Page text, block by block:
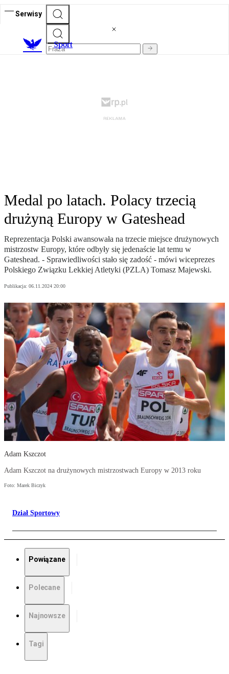
Serwisy
Sport
Medal po latach. Polacy trzecią
drużyną Europy w Gateshead
Reprezentacja Polski awansowała na trzecie miejsce drużynowych
mistrzostw Europy, które odbyły się jedenaście lat temu w
Gateshead. - Sprawiedliwości stało się zadość - mówi wiceprezes
Polskiego Związku Lekkiej Atletyki (PZLA) Tomasz Majewski.
Publikacja: 06.11.2024 20:00
Adam Kszczot
Adam Kszczot na drużynowych mistrzostwach Europy w 2013 roku
Foto: Marek Biczyk
Dział Sportowy
Powiązane
Polecane
Najnowsze
Tagi